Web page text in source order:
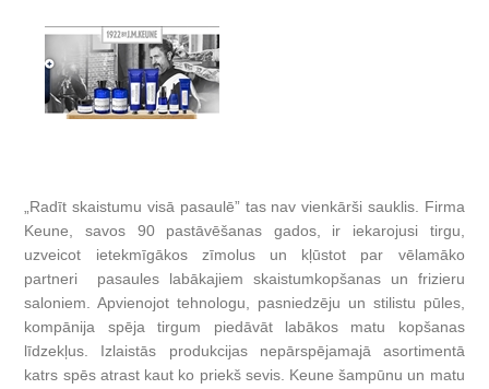
„Radīt skaistumu visā pasaulē” tas nav vienkārši sauklis. Firma
Keune, savos 90 pastāvēšanas gados, ir iekarojusi tirgu,
uzveicot ietekmīgākos zīmolus un kļūstot par vēlamāko
partneri pasaules labākajiem skaistumkopšanas un frizieru
saloniem. Apvienojot tehnologu, pasniedzēju un stilistu pūles,
kompānija spēja tirgum piedāvāt labākos matu kopšanas
līdzekļus. Izlaistās produkcijas nepārspējamajā asortimentā
katrs spēs atrast kaut ko priekš sevis. Keune šampūnu un matu